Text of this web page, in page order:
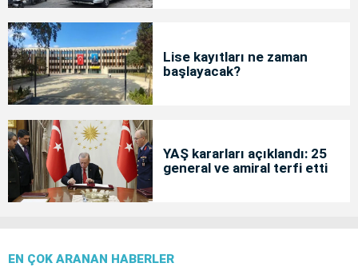
Lise kayıtları ne zaman
başlayacak?
YAŞ kararları açıklandı: 25
general ve amiral terfi etti
EN ÇOK ARANAN HABERLER